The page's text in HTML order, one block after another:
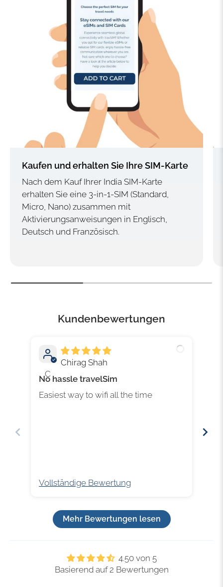
Kaufen und erhalten Sie Ihre SIM-Karte
Nach dem Kauf Ihrer India SIM-Karte
erhalten Sie eine 3-in-1-SIM (Standard,
Micro, Nano) zusammen mit
Aktivierungsanweisungen in Englisch,
Deutsch und Französisch.
Kundenbewertungen
C
Chirag Shah
No hassle travelSim
Easiest way to wifi all the time
Vollständige Bewertung
Mehr Bewertungen lesen
4.50 von 5
Basierend auf 2 Bewertungen